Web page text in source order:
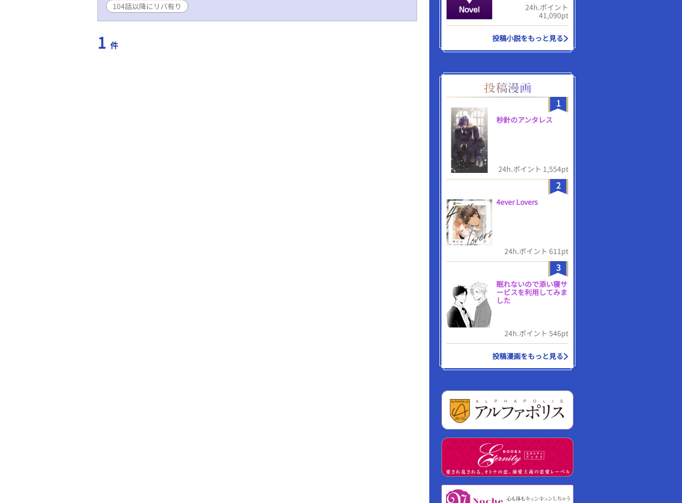
104話以降にリバ有り
1 件
24h.ポイント
41,090pt
投稿小説をもっと見る
1
秒針のアンタレス
24h.ポイント 1,554pt
2
4ever Lovers
24h.ポイント 611pt
3
眠れないので添い寝サ
ービスを利用してみま
した
24h.ポイント 546pt
投稿漫画をもっと見る